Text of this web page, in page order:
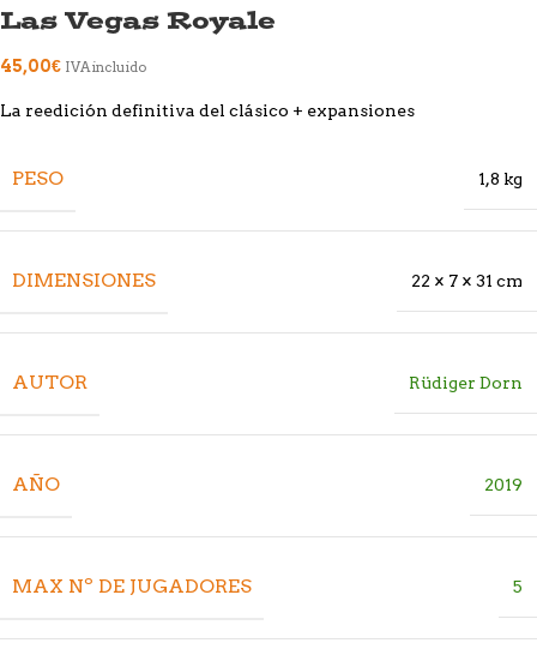
Las Vegas Royale
45,00€ IVA incluido
La reedición definitiva del clásico + expansiones
PESO 1,8 kg
DIMENSIONES 22 × 7 × 31 cm
AUTOR Rüdiger Dorn
AÑO 2019
MAX Nº DE JUGADORES 5